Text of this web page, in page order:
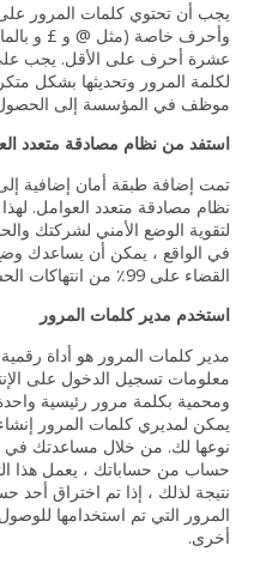
يجب أن تحتوي كلمات المرور
وأحرف خاصة (مثل @ و £ و
عشرة أحرف على الأقل. يجب
لكلمة المرور وتحديثها بشكل
موظف في المؤسسة إلى
استفد من نظام مصادقة متعدد
تمت إضافة طبقة أمان إضافية
نظام مصادقة متعدد العوامل.
لتقوية الوضع الأمني لشركتك
في الواقع ، يمكن أن يساعدك
القضاء على 99٪ من انتهاكات الحساب.
استخدم مدير كلمات المرور
مدير كلمات المرور هو أداة
معلومات تسجيل الدخول على
ومحمية بكلمة مرور رئيسية
يمكن لمديري كلمات المرور
نوعها لك. من خلال مساعدتك
حساب من حساباتك ، يعمل هذا
نتيجة لذلك ، إذا تم اختراق أحد
المرور التي تم استخدامها
أخرى.